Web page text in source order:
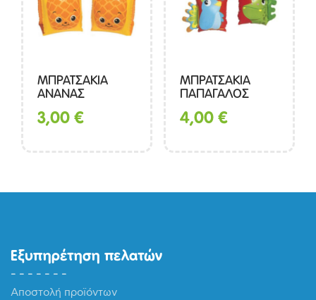
ΜΠΡΑΤΣΑΚΙΑ
ΑΝΑΝΑΣ
3,00€
ΜΠΡΑΤΣΑΚΙΑ
ΠΑΠΑΓΑΛΟΣ
4,00€
Εξυπηρέτηση πελατών
Αποστολή προϊόντων